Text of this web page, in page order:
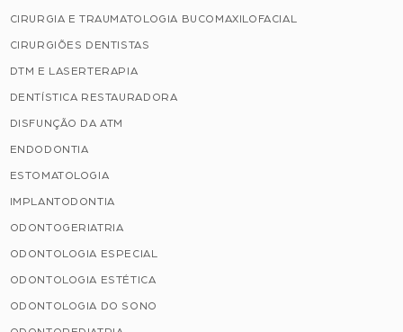
CIRURGIA E TRAUMATOLOGIA BUCOMAXILOFACIAL
CIRURGIÕES DENTISTAS
DTM E LASERTERAPIA
DENTÍSTICA RESTAURADORA
DISFUNÇÃO DA ATM
ENDODONTIA
ESTOMATOLOGIA
IMPLANTODONTIA
ODONTOGERIATRIA
ODONTOLOGIA ESPECIAL
ODONTOLOGIA ESTÉTICA
ODONTOLOGIA DO SONO